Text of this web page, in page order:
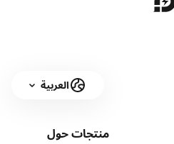
العربية
منتجاتحول